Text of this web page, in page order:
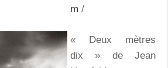
m /
« Deux mètres
dix » de Jean